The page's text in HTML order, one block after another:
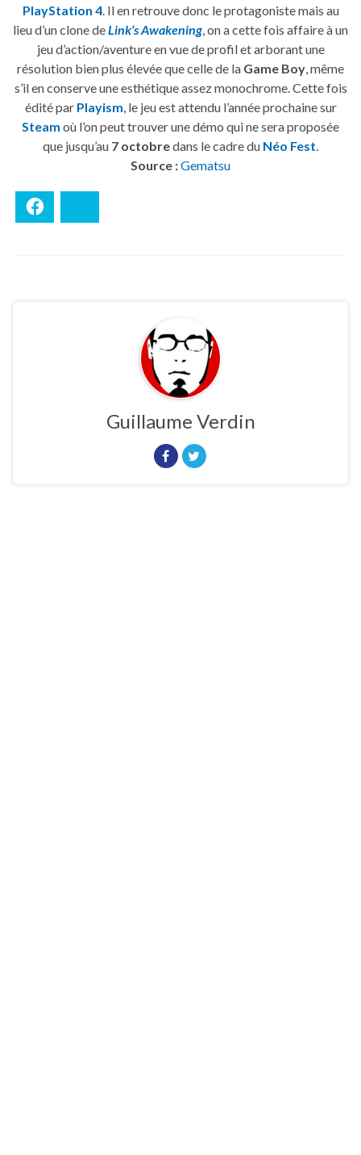
PlayStation 4. Il en retrouve donc le protagoniste mais au
lieu d’un clone deLink’s Awakening, on a cette fois affaire à un
jeu d’action/aventure en vue de profil et arborant une
résolution bien plus élevée que celle de la Game Boy, même
s’il en conserve une esthétique assez monochrome. Cette fois
édité par Playism, le jeu est attendu l’année prochaine sur
Steam où l’on peut trouver une démo qui ne sera proposée
que jusqu’au 7 octobredans le cadre du Néo Fest.
Source :Gematsu
Guillaume Verdin